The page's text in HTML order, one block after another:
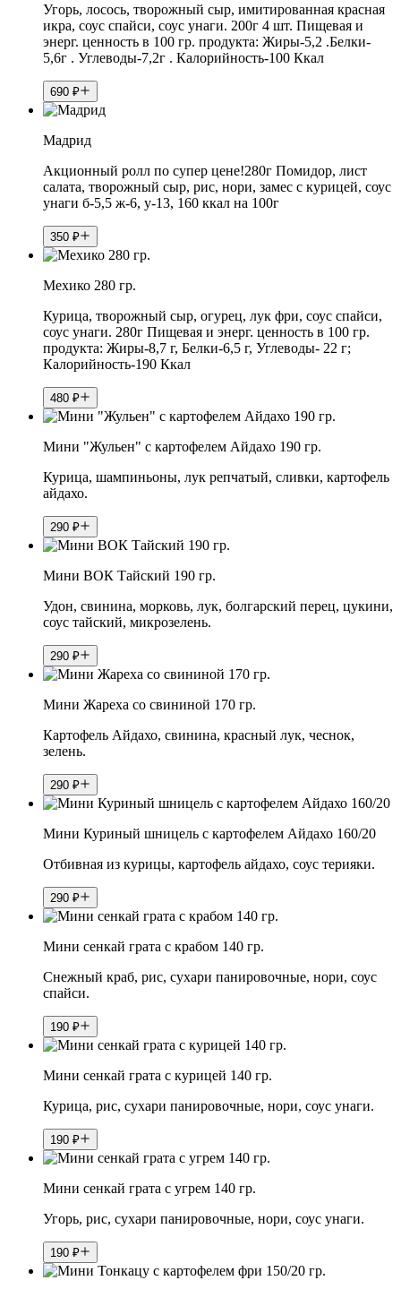
Угорь, лосось, творожный сыр, имитированная красная
икра, соус спайси, соус унаги. 200г 4 шт. Пищевая и
энерг. ценность в 100 гр. продукта: Жиры-5,2 .Белки-
5,6г . Углеводы-7,2г . Калорийность-100 Ккал
690 ₽
Мадрид
Акционный ролл по супер цене!280г Помидор, лист
салата, творожный сыр, рис, нори, замес с курицей, соус
унаги б-5,5 ж-6, у-13, 160 ккал на 100г
350 ₽
Мехико 280 гр.
Курица, творожный сыр, огурец, лук фри, соус спайси,
соус унаги. 280г Пищевая и энерг. ценность в 100 гр.
продукта: Жиры-8,7 г, Белки-6,5 г, Углеводы- 22 г;
Калорийность-190 Ккал
480 ₽
Мини "Жульен" с картофелем Айдахо 190 гр.
Курица, шампиньоны, лук репчатый, сливки, картофель
айдахо.
290 ₽
Мини ВОК Тайский 190 гр.
Удон, свинина, морковь, лук, болгарский перец, цукини,
соус тайский, микрозелень.
290 ₽
Мини Жареха со свининой 170 гр.
Картофель Айдахо, свинина, красный лук, чеснок,
зелень.
290 ₽
Мини Куриный шницель с картофелем Айдахо 160/20
Отбивная из курицы, картофель айдахо, соус терияки.
290 ₽
Мини сенкай грата с крабом 140 гр.
Снежный краб, рис, сухари панировочные, нори, соус
спайси.
190 ₽
Мини сенкай грата с курицей 140 гр.
Курица, рис, сухари панировочные, нори, соус унаги.
190 ₽
Мини сенкай грата с угрем 140 гр.
Угорь, рис, сухари панировочные, нори, соус унаги.
190 ₽